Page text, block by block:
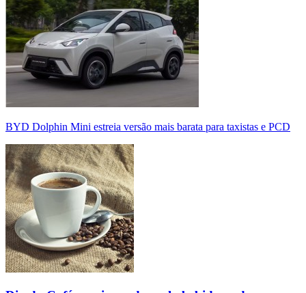
BYD Dolphin Mini estreia versão mais barata para taxistas e PCD